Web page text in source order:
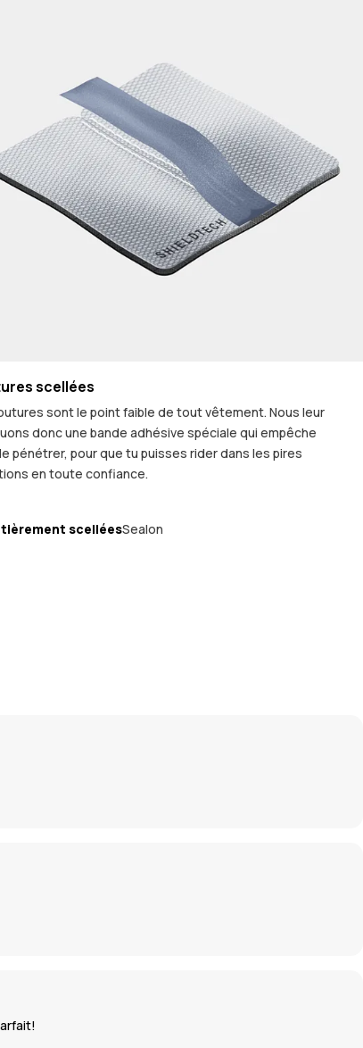
scellées
sont le point faible de tout vêtement. Nous leur
donc une bande adhésive spéciale qui empêche
pénétrer, pour que tu puisses rider dans les pires
en toute confiance.
scelléesSealon